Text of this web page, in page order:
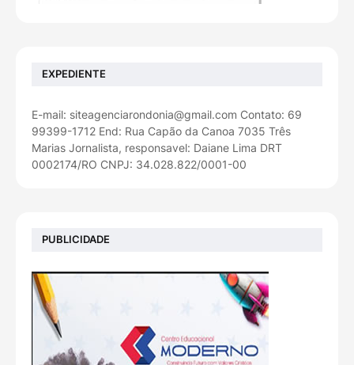
EXPEDIENTE
E-mail: siteagenciarondonia@gmail.com Contato: 69
99399-1712 End: Rua Capão da Canoa 7035 Três
Marias Jornalista, responsavel: Daiane Lima DRT
0002174/RO CNPJ: 34.028.822/0001-00
PUBLICIDADE